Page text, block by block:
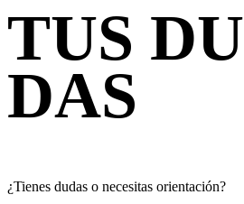
TUS DU
DAS
¿Tienes dudas o necesitas orientación?